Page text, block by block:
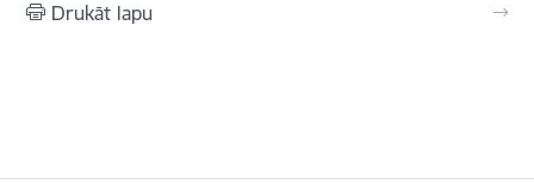
Drukāt lapu